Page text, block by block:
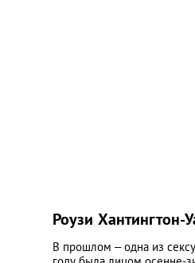
Роузи Хантингтон-
В прошлом – одна из